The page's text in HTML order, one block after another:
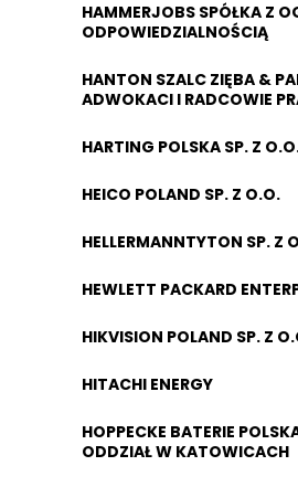
HAMMERJOBS SPÓŁKA Z
ODPOWIEDZIALNOŚCIĄ
HANTON SZALC ZIĘBA &
ADWOKACI I RADCOWIE
HARTING POLSKA SP. Z
HEICO POLAND SP. Z O.O.
HELLERMANNTYTON SP. Z
HEWLETT PACKARD
HIKVISION POLAND SP. Z
HITACHI ENERGY
HOPPECKE BATERIE
ODDZIAŁ W KATOWICACH